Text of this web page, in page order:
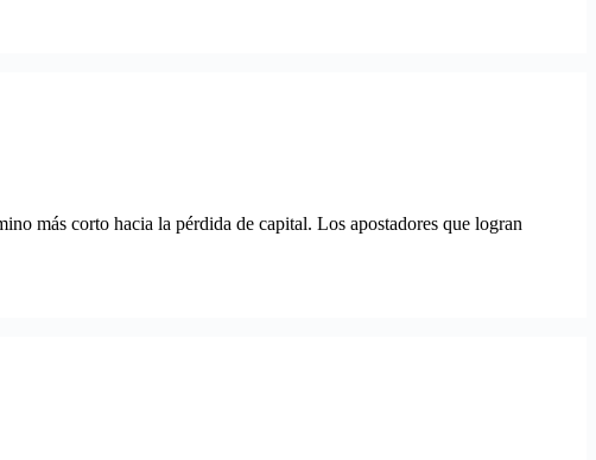
más corto hacia la pérdida de capital. Los apostadores que logran